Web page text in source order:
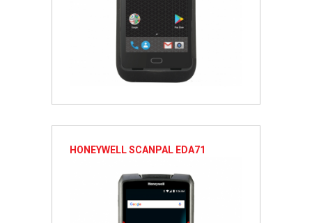
HONEYWELL SCANPAL EDA71